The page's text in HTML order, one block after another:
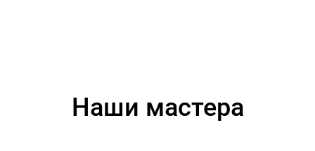
Наши мастера